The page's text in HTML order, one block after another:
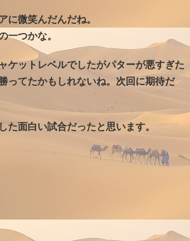
に微笑んだんだね。
一つかな。
ケットレベルでしたがパターが悪すぎた
ってたかもしれないね。次回に期待だ
面白い試合だったと思います。